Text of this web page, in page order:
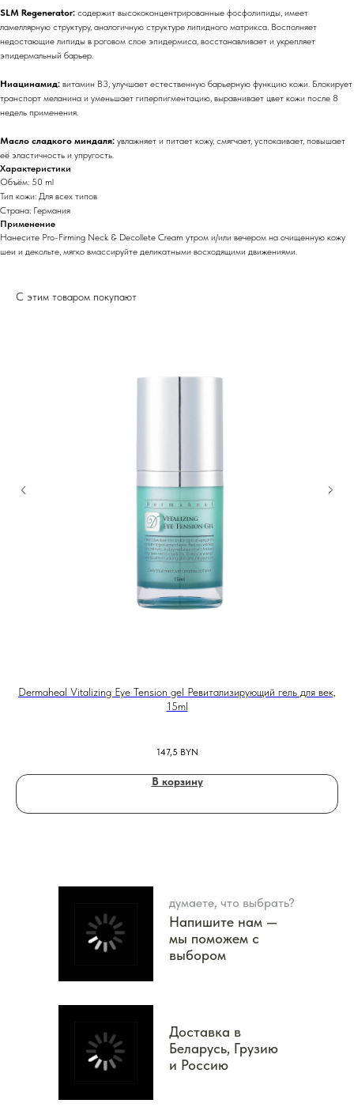
SLM Regenerator: содержит высококонцентрированные фосфолипиды, имеет
ламеллярную структуру, аналогичную структуре липидного матрикса. Восполняет
недостающие липиды в роговом слое эпидермиса, восстанавливает и укрепляет
эпидермальный барьер.
Ниацинамид: витамин B3, улучшает естественную барьерную функцию кожи. Блокирует
транспорт меланина и уменьшает гиперпигментацию, выравнивает цвет кожи после 8
недель применения.
Масло сладкого миндаля: увлажняет и питает кожу, смягчает, успокаивает, повышает
её эластичность и упругость.
Характеристики
Объём: 50 ml
Тип кожи: Для всех типов
Страна: Германия
Применение
Нанесите Pro-Firming Neck & Decollete Cream утром и/или вечером на очищенную кожу
шеи и декольте, мягко вмассируйте деликатными восходящими движениями.
С этим товаром покупают
Dermaheal Vitalizing Eye Tension gel Ревитализирующий гель для век,
15ml
147,5 BYN
В корзину
думаете, что выбрать?
Напишите нам —
мы поможем с
выбором
Доставка в
Беларусь, Грузию
и Россию